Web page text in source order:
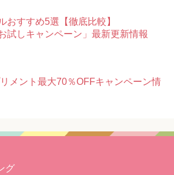
すすめ5選【徹底比較】
試しキャンペーン」最新更新情報
メント最大70％OFFキャンペーン情
グ